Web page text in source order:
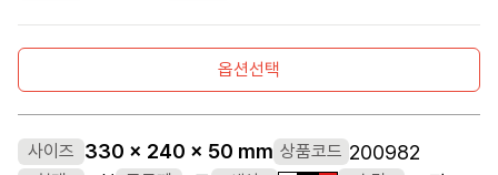
옵션선택
사이즈 330 x 240 x 50 mm 상품코드 200982